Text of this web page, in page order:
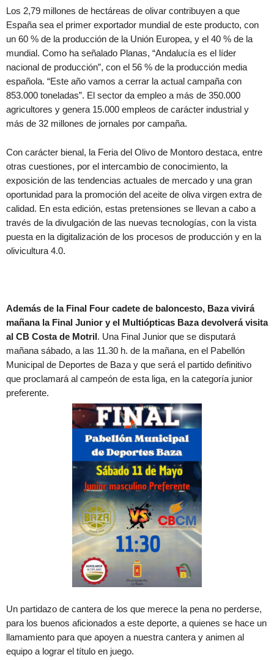
Los 2,79 millones de hectáreas de olivar contribuyen a que
España sea el primer exportador mundial de este producto, con
un 60 % de la producción de la Unión Europea, y el 40 % de la
mundial. Como ha señalado Planas, “Andalucía es el líder
nacional de producción”, con el 56 % de la producción media
española. “Este año vamos a cerrar la actual campaña con
853.000 toneladas”. El sector da empleo a más de 350.000
agricultores y genera 15.000 empleos de carácter industrial y
más de 32 millones de jornales por campaña.
Con carácter bienal, la Feria del Olivo de Montoro destaca, entre
otras cuestiones, por el intercambio de conocimiento, la
exposición de las tendencias actuales de mercado y una gran
oportunidad para la promoción del aceite de oliva virgen extra de
calidad. En esta edición, estas pretensiones se llevan a cabo a
través de la divulgación de las nuevas tecnologías, con la vista
puesta en la digitalización de los procesos de producción y en la
olivicultura 4.0.
Además de la Final Four cadete de baloncesto, Baza vivirá
mañana la Final Junior y el Multiópticas Baza devolverá visita
al CB Costa de Motril. Una Final Junior que se disputará
mañana sábado, a las 11.30 h. de la mañana, en el Pabellón
Municipal de Deportes de Baza y que será el partido definitivo
que proclamará al campeón de esta liga, en la categoría junior
preferente.
Un partidazo de cantera de los que merece la pena no perderse,
para los buenos aficionados a este deporte, a quienes se hace un
llamamiento para que apoyen a nuestra cantera y animen al
equipo a lograr el título en juego.